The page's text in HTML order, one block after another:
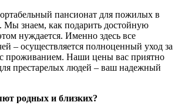
пансионат для пожилых в
знаем, как подарить достойную
нуждается. Именно здесь все
– осуществляется полноценный уход за
проживанием. Наши цены вас приятно
престарелых людей – ваш надежный
родных и близких?